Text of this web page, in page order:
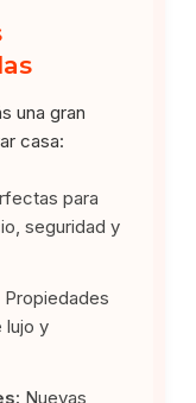
una gran
casa:
para
seguridad y
Propiedades
lujo y
Nuevas